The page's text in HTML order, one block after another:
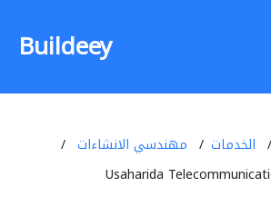
Buildeey
الخدمات
مهندسي الانشاءات
Usaharida